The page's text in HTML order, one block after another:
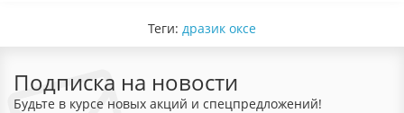
Теги: дразик оксе
Подписка на новости
Будьте в курсе новых акций и спецпредложений!